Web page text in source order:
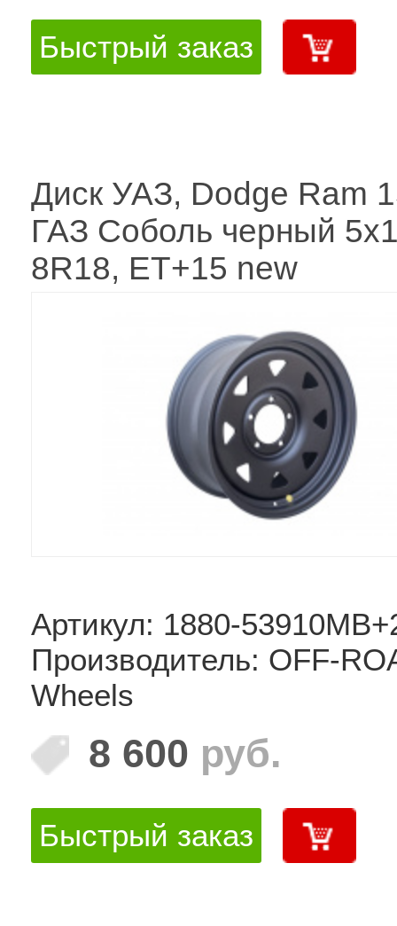
Быстрый заказ
Диск УАЗ, Dodge Ram
ГАЗ Соболь черный
8R18, ET+15 new
Артикул: 1880-
Производитель: OFF-
Wheels
8 600 руб.
Быстрый заказ